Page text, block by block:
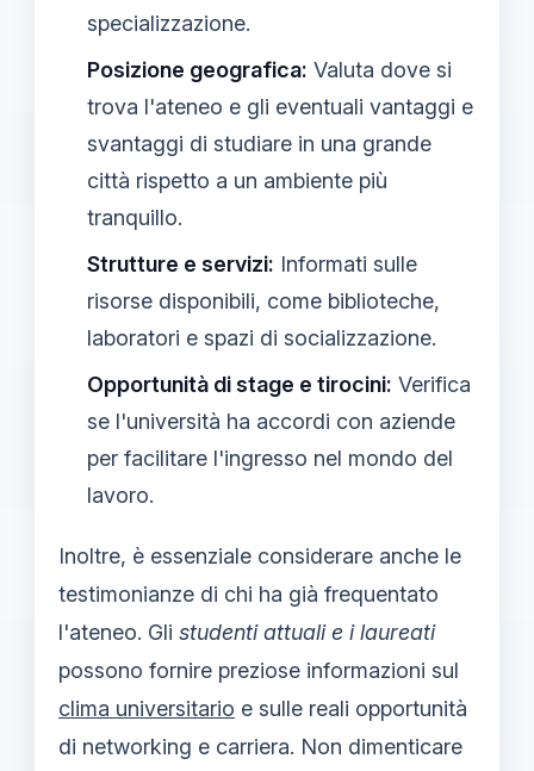
specializzazione.
Posizione geografica: Valuta dove si
trova l'ateneo e gli eventuali vantaggi e
svantaggi di studiare in una grande
città rispetto a un ambiente più
tranquillo.
Strutture e servizi: Informati sulle
risorse disponibili, come biblioteche,
laboratori e spazi di socializzazione.
Opportunità di stage e tirocini: Verifica
se l'università ha accordi con aziende
per facilitare l'ingresso nel mondo del
lavoro.
Inoltre, è essenziale considerare anche le
testimonianze di chi ha già frequentato
l'ateneo. Gli studenti attuali e i laureati
possono fornire preziose informazioni sul
clima universitario e sulle reali opportunità
di networking e carriera. Non dimenticare